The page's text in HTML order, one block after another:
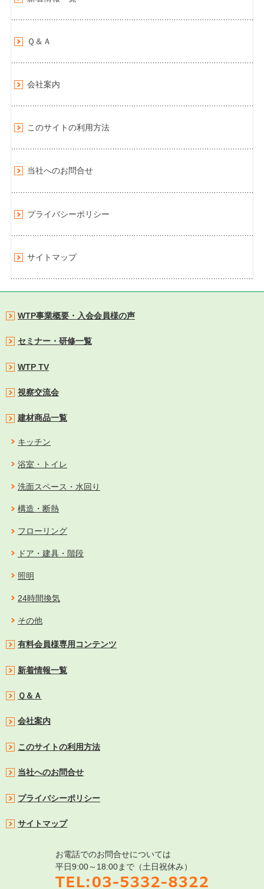
Ｑ＆Ａ
会社案内
このサイトの利用方法
当社へのお問合せ
プライバシーポリシー
サイトマップ
WTP事業概要・入会会員様の声
セミナー・研修一覧
WTP TV
視察交流会
建材商品一覧
キッチン
浴室・トイレ
洗面スペース・水回り
構造・断熱
フローリング
ドア・建具・階段
照明
24時間換気
その他
有料会員様専用コンテンツ
新着情報一覧
Ｑ＆Ａ
会社案内
このサイトの利用方法
当社へのお問合せ
プライバシーポリシー
サイトマップ
お電話でのお問合せについては
平日9:00～18:00まで（土日祝休み）